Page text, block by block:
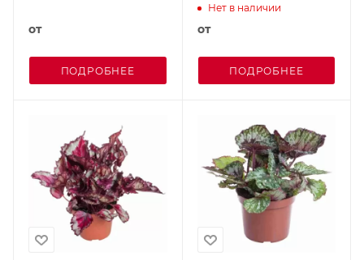
от
ПОДРОБНЕЕ
Нет в наличии
от
ПОДРОБНЕЕ